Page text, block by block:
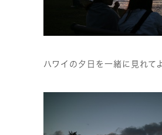
ハワイの夕日を一緒に見れて